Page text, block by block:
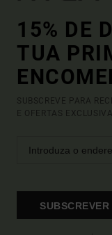
15% DE
TUA
SUBSCREVE PARA
E OFERTAS
SUBSCREVER